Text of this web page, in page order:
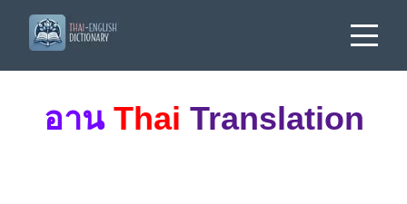
อาน Thai Translation